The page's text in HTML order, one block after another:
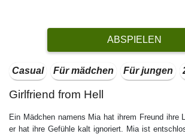
ABSPIELEN
Casual Für mädchen Für jungen
Girlfriend from Hell
Ein Mädchen namens Mia hat ihrem Freund ihre
er hat ihre Gefühle kalt ignoriert. Mia ist